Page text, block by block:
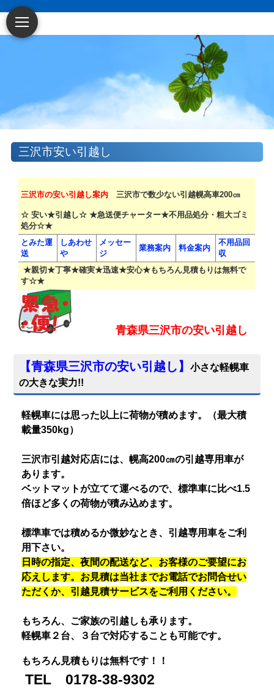
三沢市安い引越し
三沢市の安い引越し案内 三沢市で数少ない引越幌高車200㎝
☆ 安い★引越し☆ ★急送便チャーター★不用品処分・粗大ゴミ
処分☆★
とみた運
送
しあわせ
や
メッセー
ジ
業務案内 料金案内
不用品回
収
★親切★丁寧★確実★迅速★安心★もちろん見積もりは無料で
す☆★
青森県三沢市の安い引越し
【青森県三沢市の安い引越し 】小さな軽幌車
の大きな実力!!
軽幌車には思った以上に荷物が積めます。（最大積
載量350kg）
三沢市引越対応店には、幌高200㎝の引越専用車が
あります。
ベットマットが立てて運べるので、標準車に比べ1.5
倍ほど多くの荷物が積み込めます。
標準車では積めるか微妙なとき、引越専用車をご利
用下さい。
日時の指定、夜間の配送など、お客様のご要望にお
応えします。お見積は当社までお電話でお問合せい
ただくか、引越見積サービスをご利用ください。
もちろん、ご家族の引越しも承ります。
軽幌車２台、３台で対応することも可能です。
もちろん見積もりは無料です！！
TEL 0178-38-9302